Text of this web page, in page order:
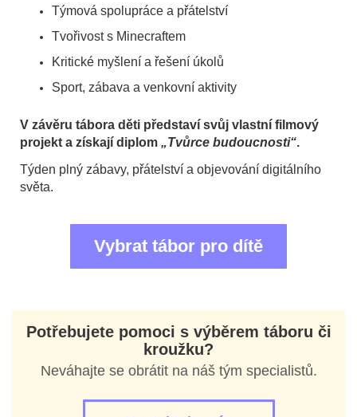
Týmová spolupráce a přátelství
Tvořivost s Minecraftem
Kritické myšlení a řešení úkolů
Sport, zábava a venkovní aktivity
V závěru tábora děti představí svůj vlastní filmový
projekt a získají diplom „Tvůrce budoucnosti“.
Týden plný zábavy, přátelství a objevování digitálního
světa.
Vybrat tábor pro dítě
Potřebujete pomoci s výběrem táboru či
kroužku?
Neváhajte se obrátit na náš tým specialistů.